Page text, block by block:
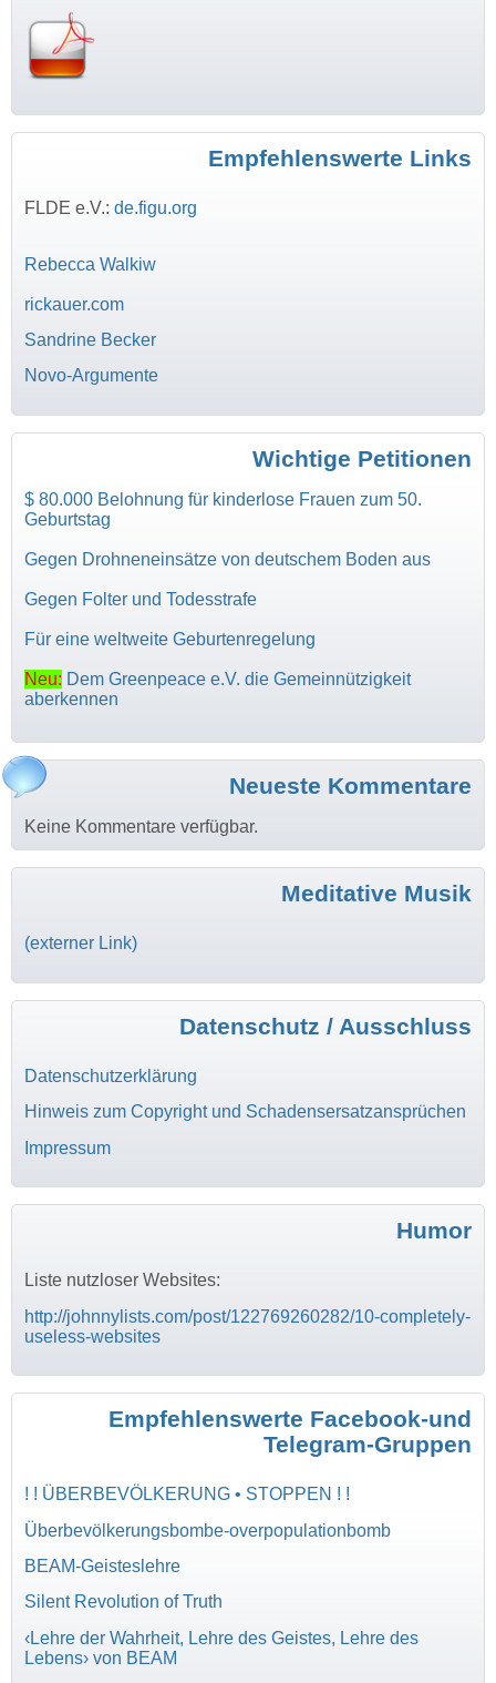
Empfehlenswerte Links
FLDE e.V.: de.figu.org
Rebecca Walkiw
rickauer.com
Sandrine Becker
Novo-Argumente
Wichtige Petitionen
$ 80.000 Belohnung für kinderlose Frauen zum 50.
Geburtstag
Gegen Drohneneinsätze von deutschem Boden aus
Gegen Folter und Todesstrafe
Für eine weltweite Geburtenregelung
Neu: Dem Greenpeace e.V. die Gemeinnützigkeit
aberkennen
Neueste Kommentare
Keine Kommentare verfügbar.
Meditative Musik
(externer Link)
Datenschutz / Ausschluss
Datenschutzerklärung
Hinweis zum Copyright und Schadensersatzansprüchen
Impressum
Humor
Liste nutzloser Websites:
http://johnnylists.com/post/122769260282/10-completely-
useless-websites
Empfehlenswerte Facebook-und
Telegram-Gruppen
! ! ÜBERBEVÖLKERUNG • STOPPEN ! !
Überbevölkerungsbombe-overpopulationbomb
BEAM-Geisteslehre
Silent Revolution of Truth
‹Lehre der Wahrheit, Lehre des Geistes, Lehre des
Lebens› von BEAM